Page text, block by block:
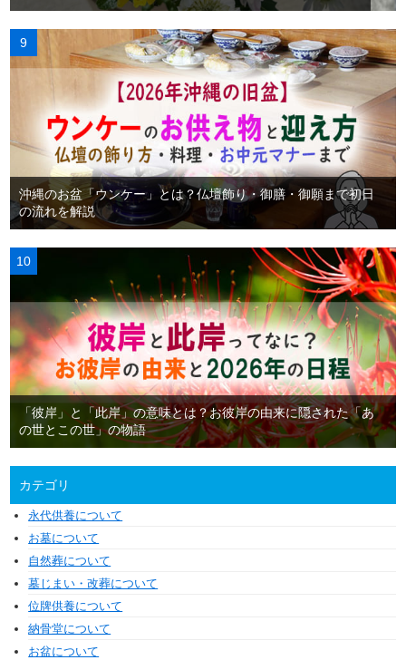
沖縄のお盆「ウンケー」とは？仏壇飾り・御膳・御願まで初日
の流れを解説
「彼岸」と「此岸」の意味とは？お彼岸の由来に隠された「あ
の世とこの世」の物語
カテゴリ
永代供養について
お墓について
自然葬について
墓じまい・改葬について
位牌供養について
納骨堂について
お盆について